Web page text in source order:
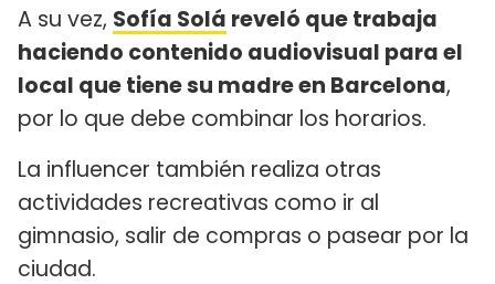
A su vez, Sofía Solá reveló que trabaja
haciendo contenido audiovisual para el
local que tiene su madre en Barcelona,
por lo que debe combinar los horarios.
La influencer también realiza otras
actividades recreativas como ir al
gimnasio, salir de compras o pasear por la
ciudad.